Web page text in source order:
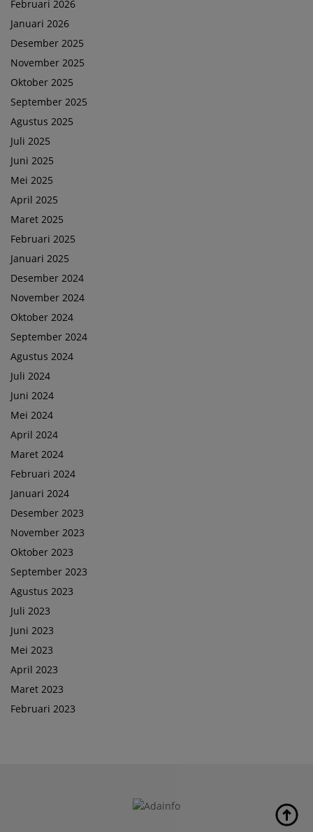
Februari 2026
Januari 2026
Desember 2025
November 2025
Oktober 2025
September 2025
Agustus 2025
Juli 2025
Juni 2025
Mei 2025
April 2025
Maret 2025
Februari 2025
Januari 2025
Desember 2024
November 2024
Oktober 2024
September 2024
Agustus 2024
Juli 2024
Juni 2024
Mei 2024
April 2024
Maret 2024
Februari 2024
Januari 2024
Desember 2023
November 2023
Oktober 2023
September 2023
Agustus 2023
Juli 2023
Juni 2023
Mei 2023
April 2023
Maret 2023
Februari 2023